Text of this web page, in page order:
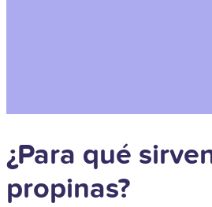
¿Para qué
propinas?